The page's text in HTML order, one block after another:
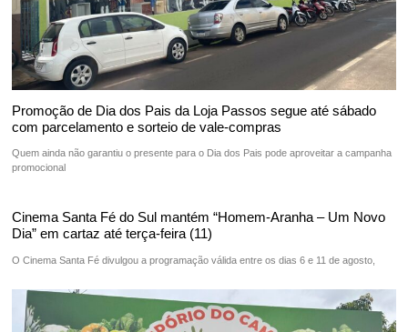
Promoção de Dia dos Pais da Loja Passos segue até sábado
com parcelamento e sorteio de vale-compras
Quem ainda não garantiu o presente para o Dia dos Pais pode aproveitar a campanha
promocional
Cinema Santa Fé do Sul mantém “Homem-Aranha – Um Novo
Dia” em cartaz até terça-feira (11)
O Cinema Santa Fé divulgou a programação válida entre os dias 6 e 11 de agosto,